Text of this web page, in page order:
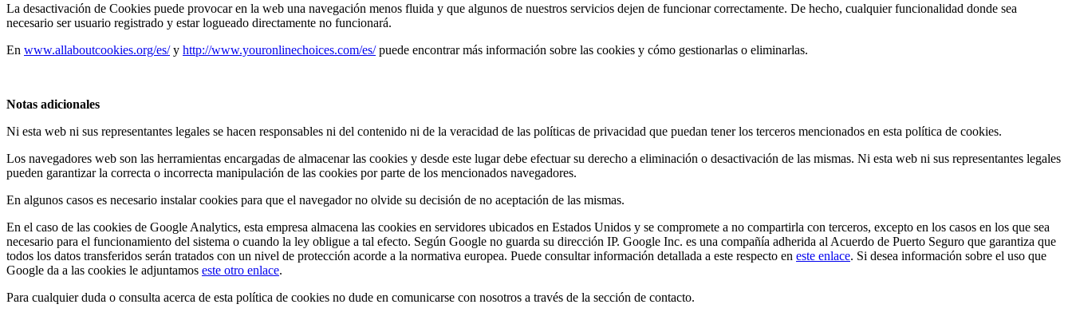
La desactivación de Cookies puede provocar en la web una navegación menos fluida y que algunos de nuestros servicios dejen de funcionar correctamente. De hecho, cualquier funcionalidad donde sea
necesario ser usuario registrado y estar logueado directamente no funcionará.
En www.allaboutcookies.org/es/y http://www.youronlinechoices.com/es/puede encontrar más información sobre las cookies y cómo gestionarlas o eliminarlas.
Notas adicionales
Ni esta web ni sus representantes legales se hacen responsables ni del contenido ni de la veracidad de las políticas de privacidad que puedan tener los terceros mencionados en esta política de cookies.
Los navegadores web son las herramientas encargadas de almacenar las cookies y desde este lugar debe efectuar su derecho a eliminación o desactivación de las mismas. Ni esta web ni sus representantes legales
pueden garantizar la correcta o incorrecta manipulación de las cookies por parte de los mencionados navegadores.
En algunos casos es necesario instalar cookies para que el navegador no olvide su decisión de no aceptación de las mismas.
En el caso de las cookies de Google Analytics, esta empresa almacena las cookies en servidores ubicados en Estados Unidos y se compromete a no compartirla con terceros, excepto en los casos en los que sea
necesario para el funcionamiento del sistema o cuando la ley obligue a tal efecto. Según Google no guarda su dirección IP. Google Inc. es una compañía adherida al Acuerdo de Puerto Seguro que garantiza que
todos los datos transferidos serán tratados con un nivel de protección acorde a la normativa europea. Puede consultar información detallada a este respecto en este enlace. Si desea información sobre el uso que
Google da a las cookies le adjuntamos este otro enlace.
Para cualquier duda o consulta acerca de esta política de cookies no dude en comunicarse con nosotros a través de la sección de contacto.